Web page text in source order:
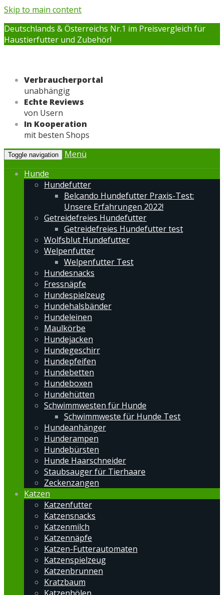
Skip to main content
Deutschlands & Österreichs Nr.1 im Preisvergleich für
Haustierfutter und Zubehör!
Verbraucherportal
unabhängig
Echte Reviews
von Usern
In Kooperation
mit besten Shops
Toggle navigation
Menü
Hunde
Hundefutter
Belcando Hundefutter Praxis-Test:
Unsere Erfahrungen 2022!
Getreidefreies Hundefutter
Getreidefreies Hundefutter test
Wolfsblut Hundefutter
Welpenfutter
Welpenfutter Test
Hundesnacks
Fressnäpfe
Hundespielzeug
Hundehalsbänder
Hundeleinen
Maulkörbe
Hundejacken
Hundegeschirr
Hundepfeifen
Hundebetten
Hundeboxen
Hundehütten
Schwimmwesten für Hunde
Schwimmweste für Hunde Test
Hundeanhänger
Hunderampen
Hundebürsten
Hunde Haarschneider
Staubsauger für Tierhaare
Zeckenzangen
Katzen
Katzenfutter
Katzensnacks
Katzenmilch
Katzennäpfe
Katzen-Futterautomaten
Katzenspielzeug
Katzenbrunnen
Kratzbaum